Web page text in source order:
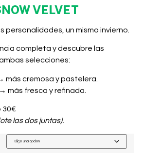
VELVET
personalidades, un mismo invierno.
completa y descubre las
selecciones:
más cremosa y pastelera.
→ más fresca y refinada.
30€
las dos juntas).